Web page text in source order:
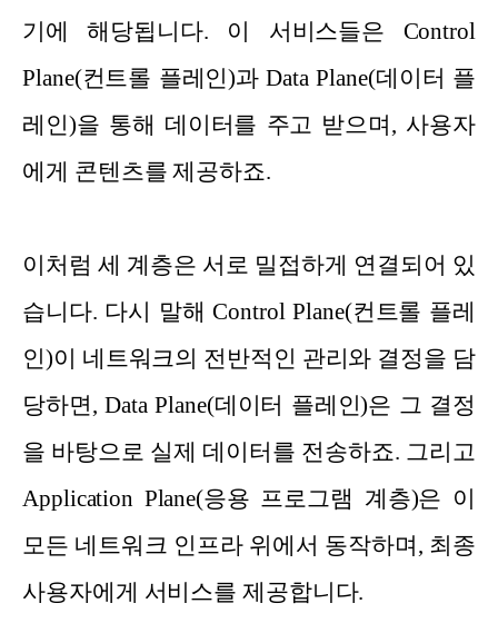
기에 해당됩니다. 이 서비스들은 Control
Plane(컨트롤 플레인)과 Data Plane(데이터 플
레인)을 통해 데이터를 주고 받으며, 사용자
에게 콘텐츠를 제공하죠.
이처럼 세 계층은 서로 밀접하게 연결되어 있
습니다. 다시 말해 Control Plane(컨트롤 플레
인)이 네트워크의 전반적인 관리와 결정을 담
당하면, Data Plane(데이터 플레인)은 그 결정
을 바탕으로 실제 데이터를 전송하죠. 그리고
Application Plane(응용 프로그램 계층)은 이
모든 네트워크 인프라 위에서 동작하며, 최종
사용자에게 서비스를 제공합니다.